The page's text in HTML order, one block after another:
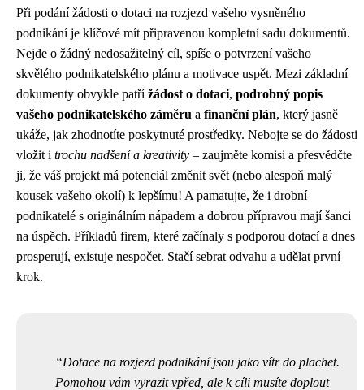
Při podání žádosti o dotaci na rozjezd vašeho vysněného
podnikání je klíčové mít připravenou kompletní sadu dokumentů.
Nejde o žádný nedosažitelný cíl, spíše o potvrzení vašeho
skvělého podnikatelského plánu a motivace uspět. Mezi základní
dokumenty obvykle patřížádost o dotaci, podrobný popis
vašeho podnikatelského záměru a finanční plán, který jasně
ukáže, jak zhodnotíte poskytnuté prostředky. Nebojte se do žádosti
vložit i trochu nadšení a kreativity – zaujměte komisi a přesvědčte
ji, že váš projekt má potenciál změnit svět (nebo alespoň malý
kousek vašeho okolí) k lepšímu! A pamatujte, že i drobní
podnikatelé s originálním nápadem a dobrou přípravou mají šanci
na úspěch. Příkladů firem, které začínaly s podporou dotací a dnes
prosperují, existuje nespočet. Stačí sebrat odvahu a udělat první
krok.
Dotace na rozjezd podnikání jsou jako vítr do plachet.
Pomohou vám vyrazit vpřed, ale k cíli musíte doplout